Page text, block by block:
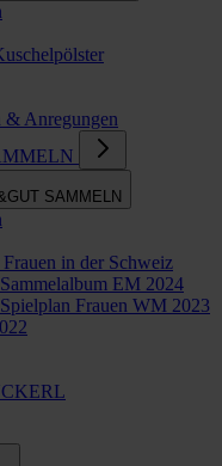
& Anregungen
SAMMELN
in der Schweiz
EM 2024
Frauen WM 2023